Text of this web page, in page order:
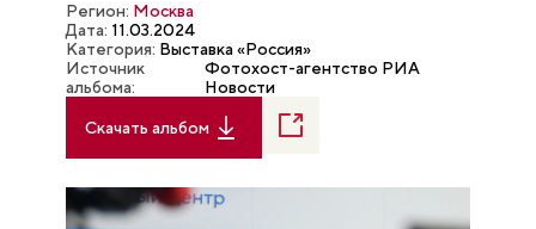
Регион: Москва
Дата: 11.03.2024
Категория: Выставка «Россия»
Источник
альбома:
Фотохост-агентство РИА
Новости
Скачать альбом